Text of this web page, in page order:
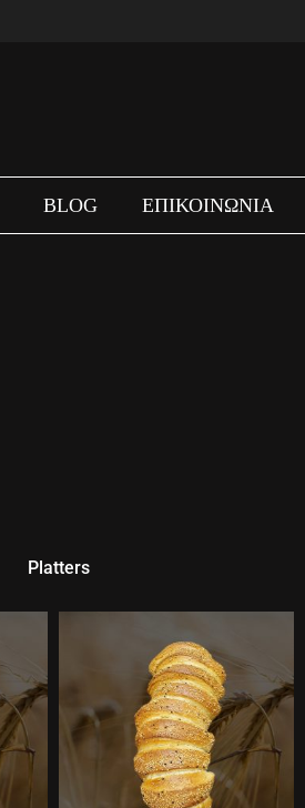
BLOG ΕΠΙΚΟΙΝΩΝΙΑ
Platters